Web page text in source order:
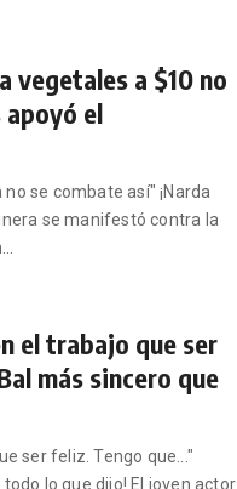
vegetales a $10 no
apoyó el
se combate así" ¡Narda
se manifestó contra la
…
el trabajo que ser
más sincero que
ser feliz. Tengo que..."
todo lo que dijo! El joven actor